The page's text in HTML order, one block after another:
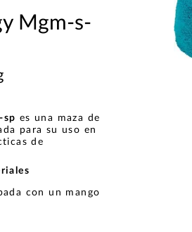
Mgm-s-
sp es una maza de
para su uso en
de
con un mango